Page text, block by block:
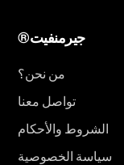
®جيرمنفيت
من نحن؟
تواصل معنا
الشروط والأحكام
سياسة الخصوصية